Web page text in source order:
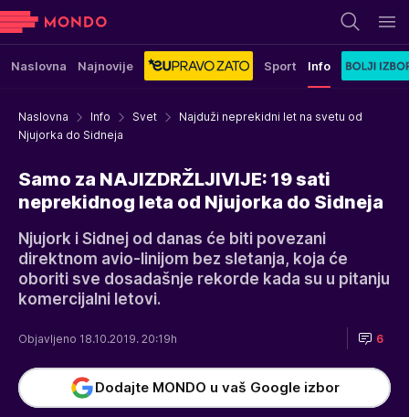
Naslovna Najnovije Sport Info
Naslovna Info Svet
Najduži neprekidni let na svetu od
Njujorka do Sidneja
Samo za NAJIZDRŽLJIVIJE: 19 sati
neprekidnog leta od Njujorka do Sidneja
Njujork i Sidnej od danas će biti povezani
direktnom avio-linijom bez sletanja, koja će
oboriti sve dosadašnje rekorde kada su u pitanju
komercijalni letovi.
Objavljeno 18.10.2019. 20:19h 6
Dodajte MONDO u vaš Google izbor